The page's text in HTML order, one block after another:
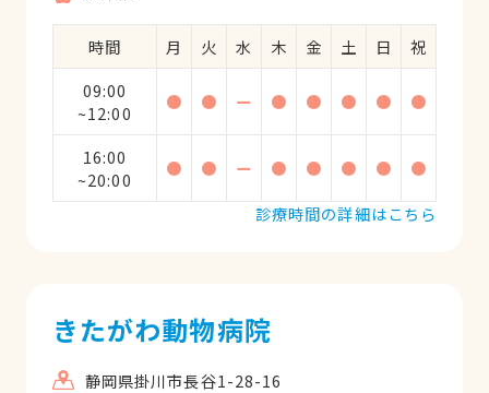
時間 月 火 水 木 金 土 日
祝
09:00
~12:00
● ● ー ● ● ● ● ●
16:00
~20:00
● ● ー ● ● ● ●
●
診療時間の詳細はこちら
きたがわ動物病院
静岡県掛川市長谷1-28-16